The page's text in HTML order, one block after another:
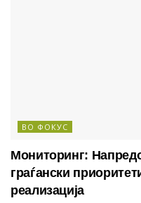
ВО ФОКУС
Мониторинг:
граѓански
реализација